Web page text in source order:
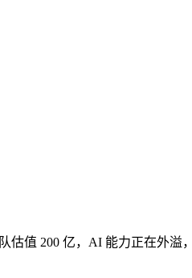
值 200 亿，AI 能力正在外溢